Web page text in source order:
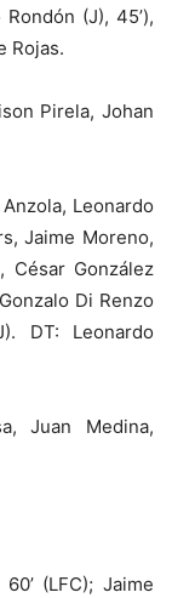
(J), 45’),
Rojas.
Pirela, Johan
Leonardo
Jaime Moreno,
César González
Di Renzo
DT: Leonardo
Juan Medina,
(LFC); Jaime